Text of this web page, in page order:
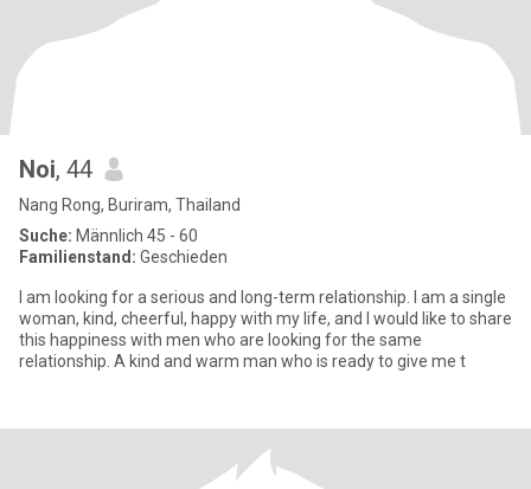
Noi, 44
Nang Rong, Buriram, Thailand
Suche: Männlich 45 - 60
Familienstand: Geschieden
I am looking for a serious and long-term relationship. I am a single
woman, kind, cheerful, happy with my life, and I would like to share
this happiness with men who are looking for the same
relationship. A kind and warm man who is ready to give me t